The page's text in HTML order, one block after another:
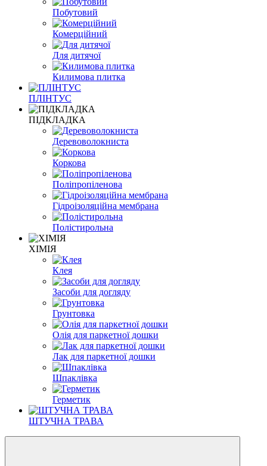
Побутовий
Комерційний
Для дитячої
Килимова плитка
ПЛІНТУС
ПІДКЛАДКА
Деревоволокниста
Коркова
Поліпропіленова
Гідроізоляційна мембрана
Полістирольна
ХІМІЯ
Клея
Засоби для догляду
Грунтовка
Олія для паркетної дошки
Лак для паркетної дошки
Шпаклівка
Герметик
ШТУЧНА ТРАВА